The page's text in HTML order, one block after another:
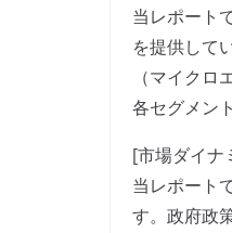
当レポート
を提供して
（マイク
各セグメン
[市場ダイナ
当レポート
す。政府政